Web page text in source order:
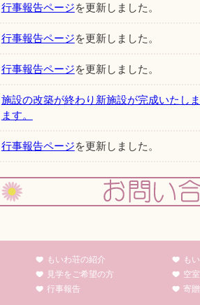
行事報告ページを更新しました。
行事報告ページを更新しました。
行事報告ページを更新しました。
施設の改築が終わり新施設が完成いたし
ます。
行事報告ページを更新しました。
行事報告ページを更新しました。
行事報告ページを更新しました。
行事報告ページを更新しました。
もいわ荘改築工事について令和4年12月1
もいわ荘の紹介
見学をご希望の方
行事報告
も
空
寄